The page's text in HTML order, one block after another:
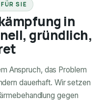
SIE
in
gründlich,
Anspruch, das Problem
dauerhaft. Wir setzen
gegen